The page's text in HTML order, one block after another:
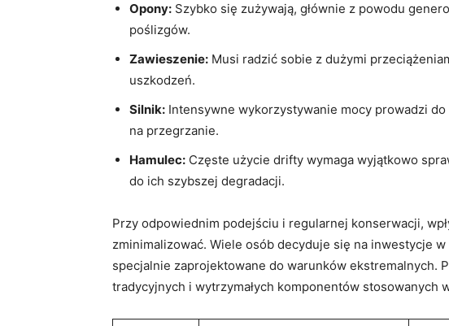
Opony: Szybko ​się ⁣zużywają, głównie z ​powodu
poślizgów.
Zawieszenie: Musi radzić sobie z ⁢dużymi
uszkodzeń.
Silnik: Intensywne wykorzystywanie mocy prowadzi
na​ przegrzanie.
Hamulec: Częste ⁤użycie ‍drifty wymaga wyjątkowo
do ich szybszej degradacji.
Przy​ odpowiednim podejściu i‌ regularnej konserwacji,
zminimalizować.​ Wiele osób⁤ decyduje się​ na inwestycje
specjalnie zaprojektowane do warunków ⁢ekstremalnych.
tradycyjnych i wytrzymałych komponentów stosowanych